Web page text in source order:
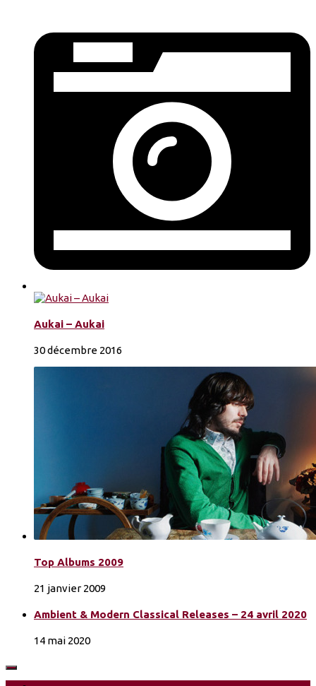
Aukai – Aukai
30 décembre 2016
Top Albums 2009
21 janvier 2009
Ambient & Modern Classical Releases – 24 avril 2020
14 mai 2020